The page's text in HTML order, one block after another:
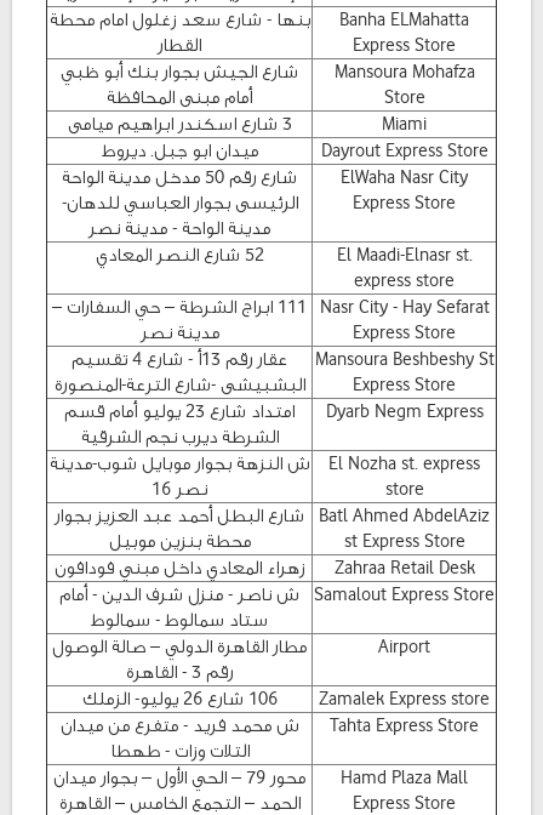
Banha ELMahatta
Express Store
بنها - شارع سعد زغلول امام محطة
القطار
Mansoura Mohafza
Store
شارع الجيش بجوار بنك أبو ظبي
أمام مبنى المحافظة
Miami
3 شارع اسكندر ابراهيم ميامى
Dayrout Express Store
ميدان ابو جبل. ديروط
ElWaha Nasr City
Express Store
شارع رقم 50 مدخل مدينة الواحة
الرئيسى بجوار العباسي للدهان-
مدينة الواحة - مدينة نصر
El Maadi-Elnasr st.
express store
52 شارع النصر المعادي
Nasr City - Hay Sefarat
Express Store
111 ابراج الشرطة – حي السفارات –
مدينة نصر
Mansoura Beshbeshy St
Express Store
عقار رقم 13أ - شارع 4 تقسيم
البشبيشى -شارع الترعة-المنصورة
Dyarb Negm Express
امتداد شارع 23 يوليو أمام قسم
الشرطة ديرب نجم الشرقية
El Nozha st. express
store
ش النزهة بجوار موبايل شوب-مدينة
نصر 16
Batl Ahmed AbdelAziz
st Express Store
شارع البطل أحمد عبد العزيز بجوار
محطة بنزين موبيل
Zahraa Retail Desk
زهراء المعادي داخل مبني فودافون
Samalout Express Store
ش ناصر - منزل شرف الدين - أمام
ستاد سمالوط - سمالوط
Airport
مطار القاهرة الدولي – صالة الوصول
رقم 3 - القاهرة
Zamalek Express store
106 شارع 26 يوليو- الزملك
Tahta Express Store
ش محمد فريد - متفرع من ميدان
التلات وزات - طهطا
Hamd Plaza Mall
Express Store
محور 79 – الحي الأول – بجوار ميدان
الحمد – التجمع الخامس – القاهرة